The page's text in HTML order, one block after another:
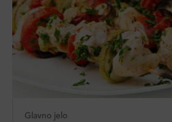
Glavno jelo